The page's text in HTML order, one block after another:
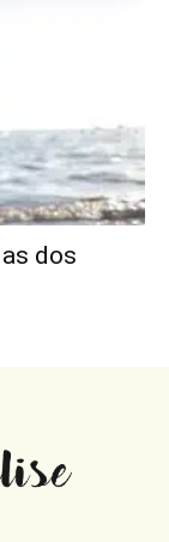
dos